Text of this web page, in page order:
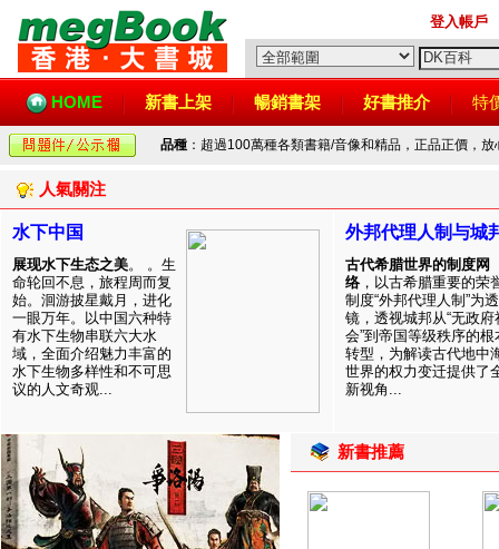
登入帳戶
HOME 新書上架 暢銷書架 好書推介 特
品種 ：超過100萬種各類書籍/音像和精品，正品正價，
人氣關注
水下中国
展现水下生态之美。 。生
命轮回不息，旅程周而复
始。洄游披星戴月，进化
一眼万年。以中国六种特
有水下生物串联六大水
域，全面介绍魅力丰富的
水下生物多样性和不可思
议的人文奇观...
外邦代理人制与城
古代希腊世界的制度网
络 ，以古希腊重要的荣
制度“外邦代理人制”为透
镜，透视城邦从“无政府
会”到帝国等级秩序的根
转型，为解读古代地中
世界的权力变迁提供了
新视角...
新書推薦